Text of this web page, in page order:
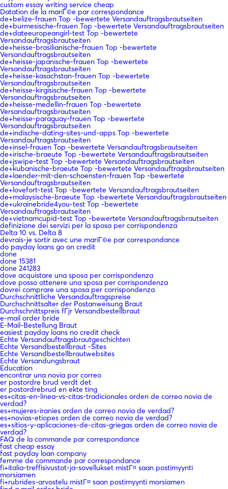
custom essay writing service cheap
Datation de la mariГ©e par correspondance
de+belize-frauen Top -bewertete Versandauftragsbrautseiten
de+burmesische-frauen Top -bewertete Versandauftragsbrautseiten
de+dateeuropeangirl-test Top -bewertete
Versandauftragsbrautseiten
de+heisse-brasilianische-frauen Top -bewertete
Versandauftragsbrautseiten
de+heisse-japanische-frauen Top -bewertete
Versandauftragsbrautseiten
de+heisse-kasachstan-frauen Top -bewertete
Versandauftragsbrautseiten
de+heisse-kirgisische-frauen Top -bewertete
Versandauftragsbrautseiten
de+heisse-medellin-frauen Top -bewertete
Versandauftragsbrautseiten
de+heisse-paraguay-frauen Top -bewertete
Versandauftragsbrautseiten
de+indische-dating-sites-und-apps Top -bewertete
Versandauftragsbrautseiten
de+insel-frauen Top -bewertete Versandauftragsbrautseiten
de+irische-braeute Top -bewertete Versandauftragsbrautseiten
de+jswipe-test Top -bewertete Versandauftragsbrautseiten
de+kubanische-braeute Top -bewertete Versandauftragsbrautseiten
de+laender-mit-den-schoensten-frauen Top -bewertete
Versandauftragsbrautseiten
de+lovefort-test Top -bewertete Versandauftragsbrautseiten
de+malaysische-braeute Top -bewertete Versandauftragsbrautseiten
de+ukrainebride4you-test Top -bewertete
Versandauftragsbrautseiten
de+vietnamcupid-test Top -bewertete Versandauftragsbrautseiten
definizione dei servizi per la sposa per corrispondenza
Delta 10 vs. Delta 8
devrais-je sortir avec une mariГ©e par correspondance
do payday loans go on credit
done
done 15381
done 241283
dove acquistare una sposa per corrispondenza
dove posso ottenere una sposa per corrispondenza
dovrei comprare una sposa per corrispondenza
Durchschnittliche Versandauftragspreise
Durchschnittsalter der Postanweisung Braut
Durchschnittspreis fГјr Versandbestellbraut
e-mail order bride
E-Mail-Bestellung Braut
easiest payday loans no credit check
Echte Versandauftragsbrautgeschichten
Echte Versandbestellbraut -Sites
Echte Versandbestellbrautwebsites
Echte Versandungsbraut
Education
encontrar una novia por correo
er postordre brud verdt det
er postordrebrud en ekte ting
es+citas-en-linea-vs-citas-tradicionales orden de correo novia de
verdad?
es+mujeres-iranies orden de correo novia de verdad?
es+novias-etiopes orden de correo novia de verdad?
es+sitios-y-aplicaciones-de-citas-griegas orden de correo novia de
verdad?
FAQ de la commande par correspondance
fast cheap essay
fast payday loan company
femme de commande par correspondance
fi+italia-treffisivustot-ja-sovellukset mistГ¤ saan postimyynti
morsiamen
fi+rubrides-arvostelu mistГ¤ saan postimyynti morsiamen